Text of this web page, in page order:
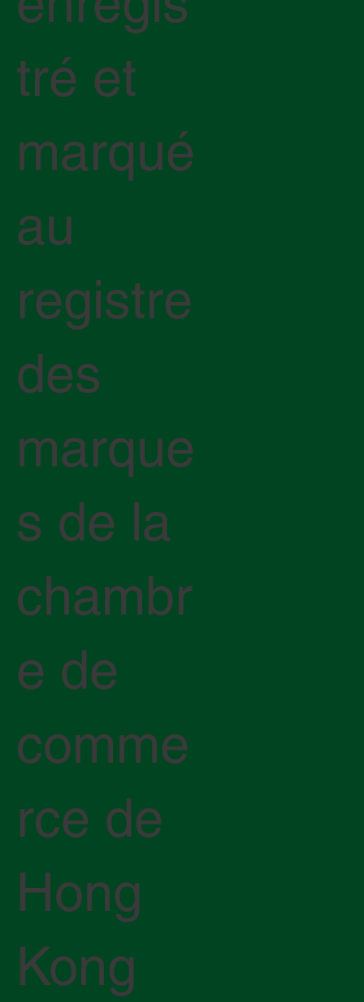
tré et
marqué
au
registre
des
marque
s de la
chambr
e de
comme
rce de
Hong
Kong